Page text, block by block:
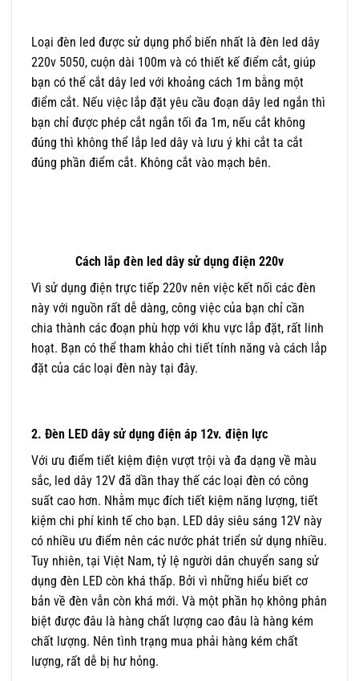
Loại đèn led được sử dụng phổ biến nhất là đèn led dây
220v 5050, cuộn dài 100m và có thiết kế điểm cắt, giúp
bạn có thể cắt dây led với khoảng cách 1m bằng một
điểm cắt. Nếu việc lắp đặt yêu cầu đoạn dây led ngắn thì
bạn chỉ được phép cắt ngắn tối đa 1m, nếu cắt không
đúng thì không thể lắp led dây và lưu ý khi cắt ta cắt
đúng phần điểm cắt. Không cắt vào mạch bên.
Cách lắp đèn led dây sử dụng điện 220v
Vì sử dụng điện trực tiếp 220v nên việc kết nối các đèn
này với nguồn rất dễ dàng, công việc của bạn chỉ cần
chia thành các đoạn phù hợp với khu vực lắp đặt, rất linh
hoạt. Bạn có thể tham khảo chi tiết tính năng và cách lắp
đặt của các loại đèn này tại đây.
2. Đèn LED dây sử dụng điện áp 12v. điện lực
Với ưu điểm tiết kiệm điện vượt trội và đa dạng về màu
sắc, led dây 12V đã dần thay thế các loại đèn có công
suất cao hơn. Nhằm mục đích tiết kiệm năng lượng, tiết
kiệm chi phí kinh tế cho bạn. LED dây siêu sáng 12V này
có nhiều ưu điểm nên các nước phát triển sử dụng nhiều.
Tuy nhiên, tại Việt Nam, tỷ lệ người dân chuyển sang sử
dụng đèn LED còn khá thấp. Bởi vì những hiểu biết cơ
bản về đèn vẫn còn khá mới. Và một phần họ không phân
biệt được đâu là hàng chất lượng cao đâu là hàng kém
chất lượng. Nên tình trạng mua phải hàng kém chất
lượng, rất dễ bị hư hỏng.